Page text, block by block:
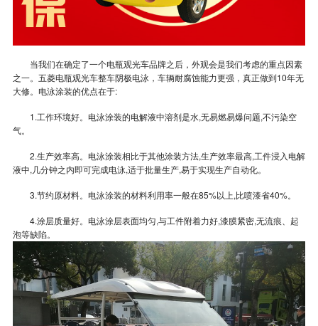
当我们在确定了一个电瓶观光车品牌之后，外观会是我们考虑的重点因素
之一。五菱电瓶观光车整车阴极电泳，车辆耐腐蚀能力更强，真正做到10年无
大修。电泳涂装的优点在于:
1.工作环境好。电泳涂装的电解液中溶剂是水,无易燃易爆问题,不污染空
气。
2.生产效率高。电泳涂装相比于其他涂装方法,生产效率最高,工件浸入电解
液中,几分钟之内即可完成电泳,适于批量生产,易于实现生产自动化。
3.节约原材料。电泳涂装的材料利用率一般在85%以上,比喷漆省40%。
4.涂层质量好。电泳涂层表面均匀,与工件附着力好,漆膜紧密,无流痕、起
泡等缺陷。